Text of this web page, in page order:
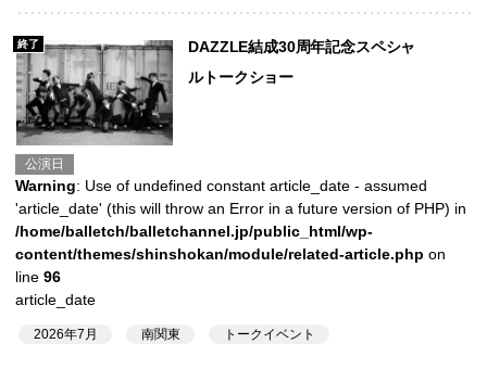
終了
DAZZLE結成30周年記念スペシャ
ルトークショー
公演日
Warning: Use of undefined constant article_date - assumed
'article_date' (this will throw an Error in a future version of PHP) in
/home/balletch/balletchannel.jp/public_html/wp-
content/themes/shinshokan/module/related-article.php on
line 96
article_date
2026年7月 南関東 トークイベント